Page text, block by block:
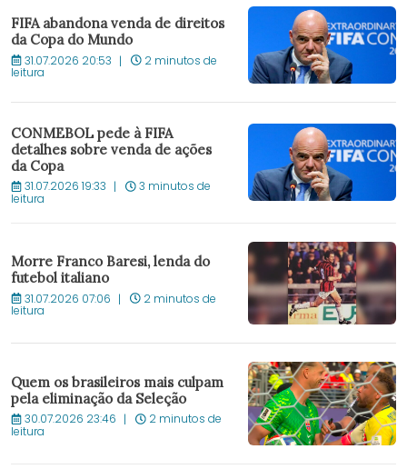
FIFA abandona venda de direitos
da Copa do Mundo
31.07.2026 20:53 2 minutos de
leitura
CONMEBOL pede à FIFA
detalhes sobre venda de ações
da Copa
31.07.2026 19:33 3 minutos de
leitura
Morre Franco Baresi, lenda do
futebol italiano
31.07.2026 07:06 2 minutos de
leitura
Quem os brasileiros mais culpam
pela eliminação da Seleção
30.07.2026 23:46 2 minutos de
leitura